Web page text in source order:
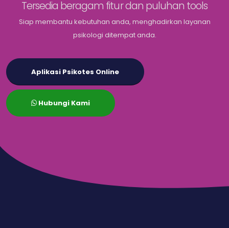
Tersedia beragam fitur dan puluhan tools
Siap membantu kebutuhan anda, menghadirkan layanan
psikologi ditempat anda.
Aplikasi Psikotes Online
Hubungi Kami